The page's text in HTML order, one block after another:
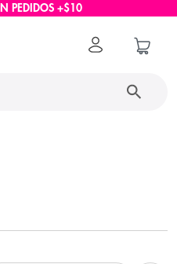
PEDIDOS +$10